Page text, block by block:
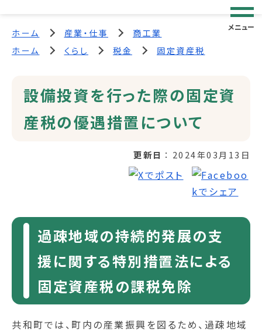
メニュー
ホーム 産業・仕事
商工業
ホーム
くらし 税金 固定資産税
設備投資を行った際の固定資
産税の優遇措置について
更新日 2024年03月13日
過疎地域の持続的発展の支
援に関する特別措置法による
固定資産税の課税免除
共和町では、町内の産業振興を図るため、過疎地域